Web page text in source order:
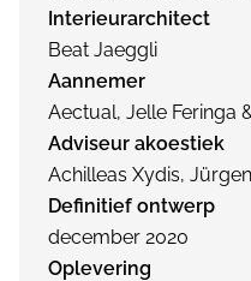
Interieurarchitect
Beat Jaeggli
Aannemer
Aectual, Jelle Feringa
Adviseur akoestiek
Achilleas Xydis,
Definitief ontwerp
december 2020
Oplevering